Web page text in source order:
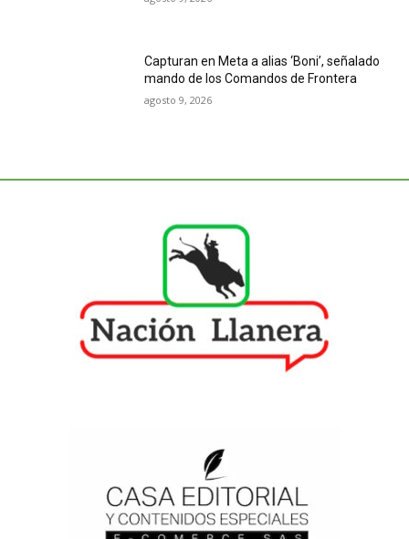
Capturan en Meta a alias ‘Boni’, señalado
mando de los Comandos de Frontera
agosto 9, 2026